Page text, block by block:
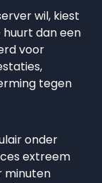
wil, kiest
dan een
voor
tegen
onder
extreem
minuten